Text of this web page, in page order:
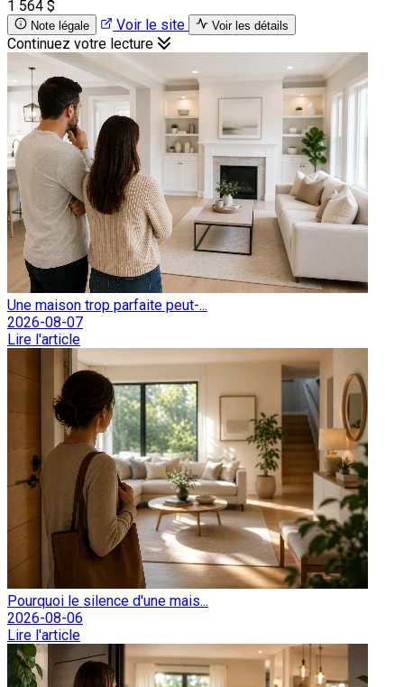
1 564 $
Note légale Voir le site Voir les détails
Continuez votre lecture
Une maison trop parfaite peut-...
2026-08-07
Lire l'article
Pourquoi le silence d'une mais...
2026-08-06
Lire l'article